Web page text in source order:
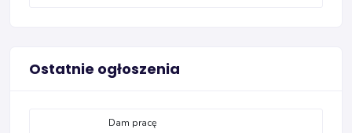
Ostatnie ogłoszenia
Dam pracę